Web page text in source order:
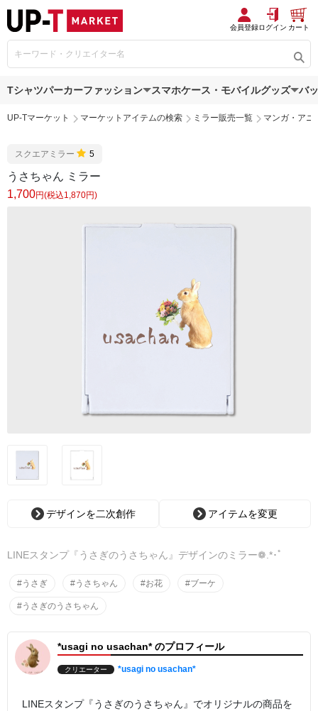
会員登録ログイン カート
Tシャツパーカーファッション スマホケース・モバイルグッズ バ
UP-Tマーケット マーケットアイテムの検索 ミラー販売一覧 マンガ・アニ
スクエアミラー 5
うさちゃん ミラー
1,700円(税込1,870円)
デザインを二次創作 アイテムを変更
LINEスタンプ『うさぎのうさちゃん』デザインのミラー❁.*･ﾟ
#うさぎ #うさちゃん #お花 #ブーケ
#うさぎのうさちゃん
*usagi no usachan* のプロフィール
クリエーター *usagi no usachan*
LINEスタンプ『うさぎのうさちゃん』でオリジナルの商品を